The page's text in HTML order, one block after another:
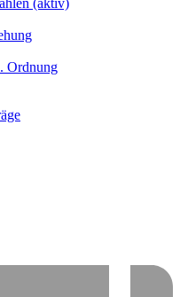
(aktiv)
Ordnung